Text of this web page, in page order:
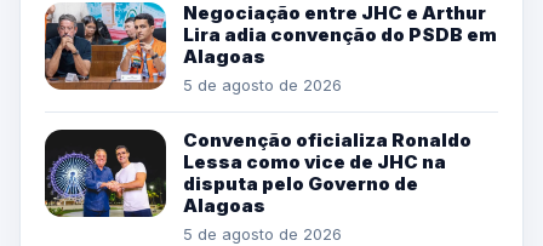
Negociação entre JHC e Arthur
Lira adia convenção do PSDB em
Alagoas
5 de agosto de 2026
Convenção oficializa Ronaldo
Lessa como vice de JHC na
disputa pelo Governo de
Alagoas
5 de agosto de 2026